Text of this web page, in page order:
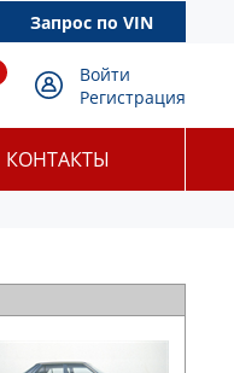
Запрос по VIN
Войти
Регистрация
КОНТАКТЫ